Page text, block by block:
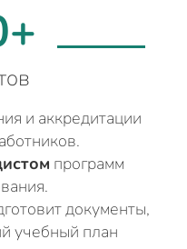
и аккредитации
программ
документы,
учебный план